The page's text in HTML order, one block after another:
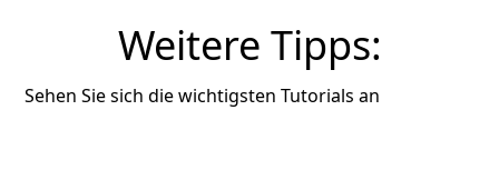
Weitere Tipps:
Sehen Sie sich die wichtigsten Tutorials an